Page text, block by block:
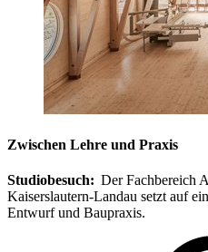
Zwischen Lehre und Praxis
Studiobesuch: Der Fachbereich
Kaiserslautern-Landau setzt auf
Entwurf und Baupraxis.